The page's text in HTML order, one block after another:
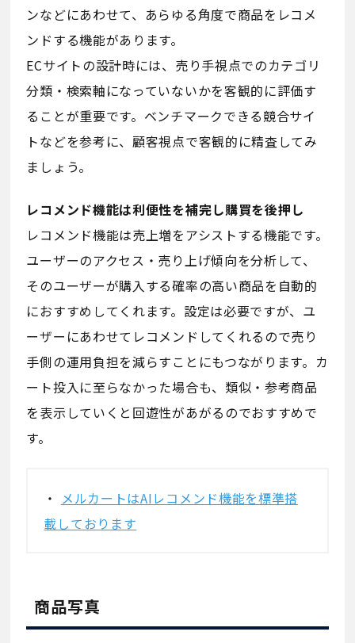
ンなどにあわせて、あらゆる角度で商品をレコメ
ンドする機能があります。
ECサイトの設計時には、売り手視点でのカテゴリ
分類・検索軸になっていないかを客観的に評価す
ることが重要です。ベンチマークできる競合サイ
トなどを参考に、顧客視点で客観的に精査してみ
ましょう。
レコメンド機能は利便性を補完し購買を後押し
レコメンド機能は売上増をアシストする機能です。
ユーザーのアクセス・売り上げ傾向を分析して、
そのユーザーが購入する確率の高い商品を自動的
におすすめしてくれます。設定は必要ですが、ユ
ーザーにあわせてレコメンドしてくれるので売り
手側の運用負担を減らすことにもつながります。カ
ート投入に至らなかった場合も、類似・参考商品
を表示していくと回遊性があがるのでおすすめで
す。
・ メルカートはAIレコメンド機能を標準搭
載しております
商品写真